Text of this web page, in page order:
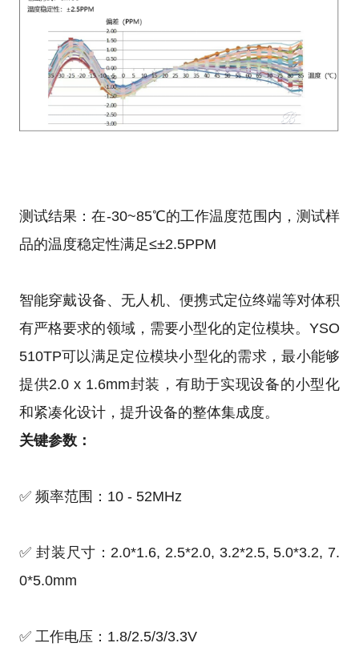
测试结果：在-30~85℃的工作温度范围内，测试样
品的温度稳定性满足≤±2.5PPM
智能穿戴设备、无人机、便携式定位终端等对体积
有严格要求的领域，需要小型化的定位模块。YSO
510TP可以满足定位模块小型化的需求，最小能够
提供2.0 x 1.6mm封装，有助于实现设备的小型化
和紧凑化设计，提升设备的整体集成度。
关键参数：
✅ 频率范围：10 - 52MHz
✅ 封装尺寸：2.0*1.6, 2.5*2.0, 3.2*2.5, 5.0*3.2, 7.
0*5.0mm
✅ 工作电压：1.8/2.5/3/3.3V